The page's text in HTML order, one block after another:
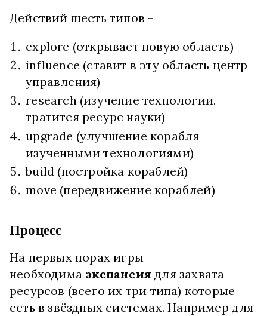
Действий шесть типов -
explore (открывает новую область)
influence (ставит в эту область центр
управления)
research (изучение технологии,
тратится ресурс науки)
upgrade (улучшение корабля
изученными технологиями)
build (постройка кораблей)
move (передвижение кораблей)
Процесс
На первых порах игры
необходима экспансия для захвата
ресурсов (всего их три типа) которые
есть в звёздных системах. Например для